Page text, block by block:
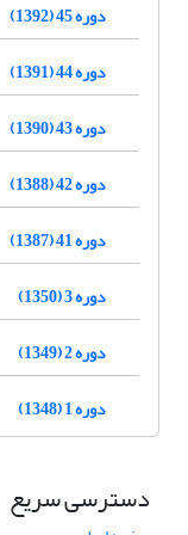
دوره 45 (1392)
دوره 44 (1391)
دوره 43 (1390)
دوره 42 (1388)
دوره 41 (1387)
دوره 3 (1350)
دوره 2 (1349)
دوره 1 (1348)
دسترسی سریع